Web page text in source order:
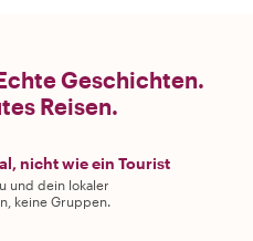
Geschichten.
Reisen.
nicht wie ein Tourist
und dein lokaler
keine Gruppen.